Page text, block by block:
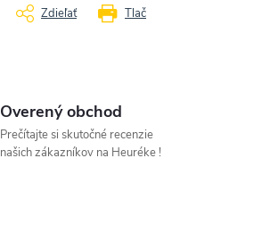
Tlač
Zdieľať
Overený obchod
Prečítajte si skutočné recenzie
našich zákazníkov na Heuréke !